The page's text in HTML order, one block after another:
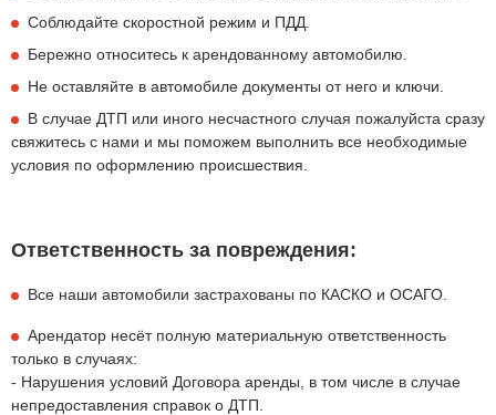
Соблюдайте скоростной режим и ПДД.
Бережно относитесь к арендованному автомобилю.
Не оставляйте в автомобиле документы от него и ключи.
В случае ДТП или иного несчастного случая пожалуйста сразу
свяжитесь с нами и мы поможем выполнить все необходимые
условия по оформлению происшествия.
Ответственность за повреждения:
Все наши автомобили застрахованы по КАСКО и ОСАГО.
Арендатор несёт полную материальную ответственность
только в случаях:
- Нарушения условий Договора аренды, в том числе в случае
непредоставления справок о ДТП.